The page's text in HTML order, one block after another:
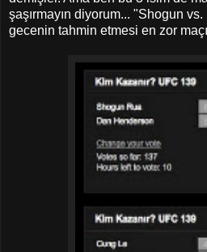
şaşırmayın diyorum... "Shogun
gecenin tahmin etmesi en zor